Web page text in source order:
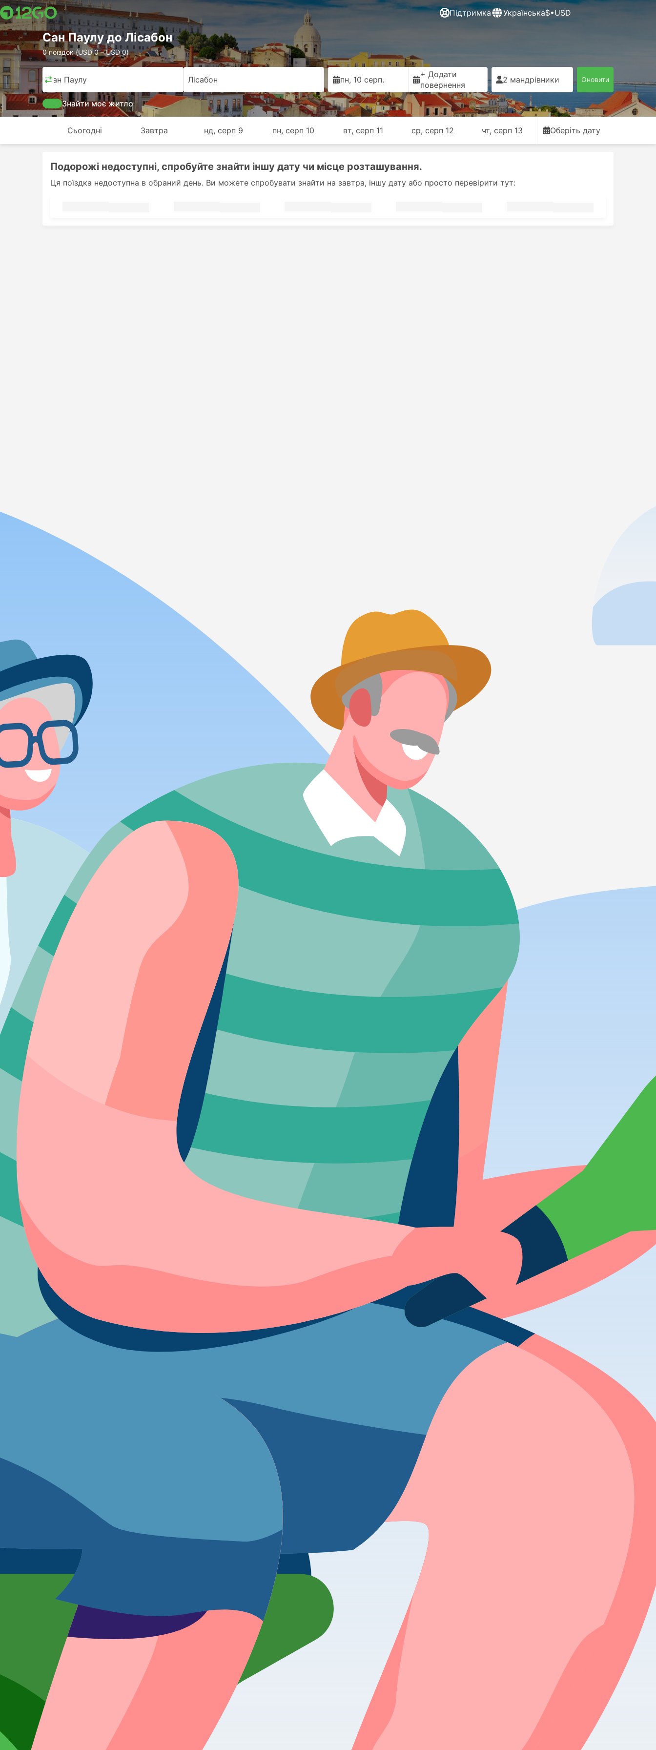
Підтримка Українська$•USD
Сан Паулу до Лісабон
0 поїздок (USD 0 – USD 0)
Сан Паулу Лісабон пн, 10 серп.
+ Додати
повернення
2 мандрівники Оновити
Знайти моє житло
Сьогодні Завтра нд, серп 9 пн, серп 10 вт, серп 11 ср, серп 12 чт, серп 13 Оберіть дату
Подорожі недоступні, спробуйте знайти іншу дату чи місце розташування.
Ця поїздка недоступна в обраний день. Ви можете спробувати знайти на завтра, іншу дату або просто перевірити тут: